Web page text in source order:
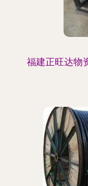
福建正旺达物